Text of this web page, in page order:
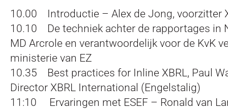
10.00 Introductie – Alex de Jong, voorzitter
10.10 De techniek achter de rapportages in
MD Arcrole en verantwoordelijk voor de KvK
ministerie van EZ
10.35 Best practices for Inline XBRL, Paul
Director XBRL International (Engelstalig)
11:10 Ervaringen met ESEF – Ronald van